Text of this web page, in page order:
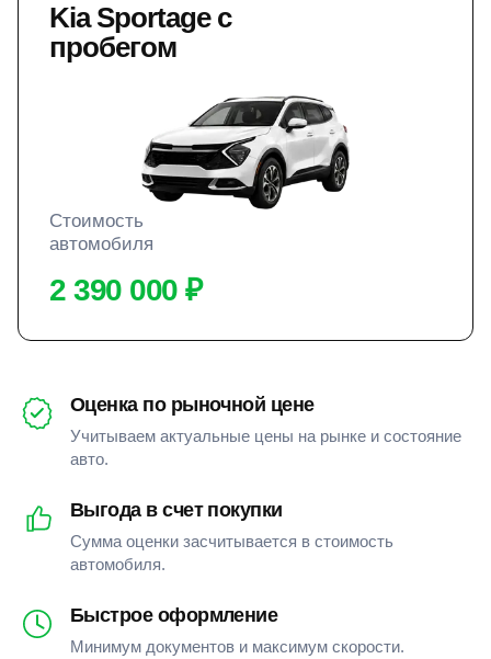
Kia Sportage с
пробегом
Стоимость
автомобиля
2 390 000 ₽
Оценка по рыночной цене
Учитываем актуальные цены на рынке и состояние
авто.
Выгода в счет покупки
Сумма оценки засчитывается в стоимость
автомобиля.
Быстрое оформление
Минимум документов и максимум скорости.